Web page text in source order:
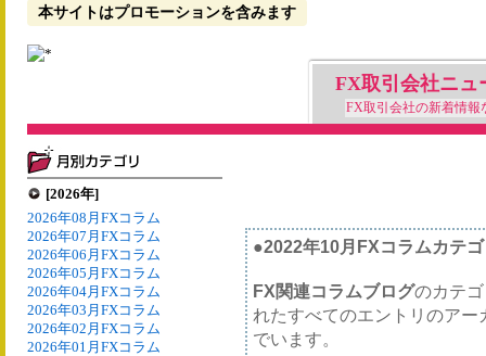
本サイトはプロモーションを含みます
FX取引会社ニュ
FX取引会社の新着情報
[2026年]
2026年08月FXコラム
2026年07月FXコラム
2026年06月FXコラム
2026年05月FXコラム
2026年04月FXコラム
2026年03月FXコラム
2026年02月FXコラム
2026年01月FXコラム
●2022年10月FXコラムカテ
FX関連コラムブログのカテ
れたすべてのエントリのア
でいます。